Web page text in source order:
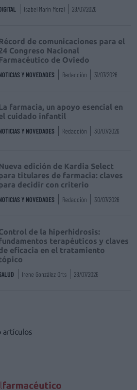
Isabel Marín Moral 28/07/2026
de comunicaciones para el
Congreso Nacional
de Oviedo
Y NOVEDADES Redacción 31/07/2026
farmacia, un apoyo esencial en
cuidado infantil
Y NOVEDADES Redacción 30/07/2026
edición de Kardia Select
titulares de farmacia: claves
decidir con criterio
Y NOVEDADES Redacción 30/07/2026
de la hiperhidrosis:
terapéuticos y claves
eficacia en el tratamiento
Irene González Orts 28/07/2026
artículos